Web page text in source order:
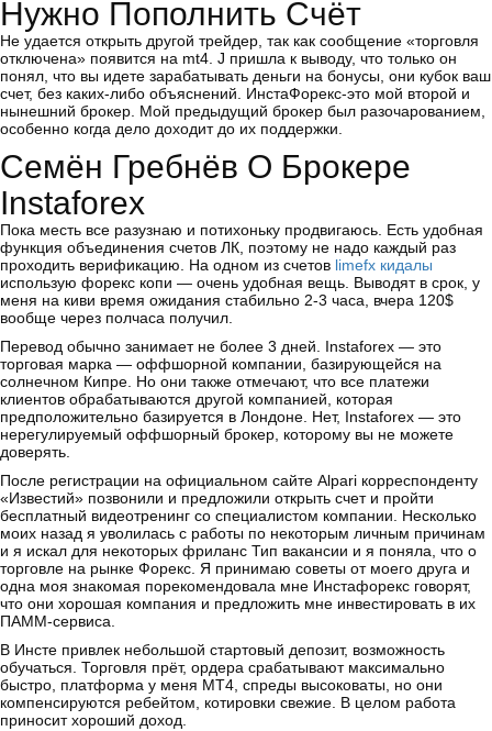
Нужно Пополнить Счёт
Не удается открыть другой трейдер, так как сообщение «торговля
отключена» появится на mt4. J пришла к выводу, что только он
понял, что вы идете зарабатывать деньги на бонусы, они кубок ваш
счет, без каких-либо объяснений. ИнстаФорекс-это мой второй и
нынешний брокер. Мой предыдущий брокер был разочарованием,
особенно когда дело доходит до их поддержки.
Семён Гребнёв О Брокере
Instaforex
Пока месть все разузнаю и потихоньку продвигаюсь. Есть удобная
функция объединения счетов ЛК, поэтому не надо каждый раз
проходить верификацию. На одном из счетов limefx кидалы
использую форекс копи — очень удобная вещь. Выводят в срок, у
меня на киви время ожидания стабильно 2-3 часа, вчера 120$
вообще через полчаса получил.
Перевод обычно занимает не более 3 дней. Instaforex — это
торговая марка — оффшорной компании, базирующейся на
солнечном Кипре. Но они также отмечают, что все платежи
клиентов обрабатываются другой компанией, которая
предположительно базируется в Лондоне. Нет, Instaforex — это
нерегулируемый оффшорный брокер, которому вы не можете
доверять.
После регистрации на официальном сайте Alpari корреспонденту
«Известий» позвонили и предложили открыть счет и пройти
бесплатный видеотренинг со специалистом компании. Несколько
моих назад я уволилась с работы по некоторым личным причинам
и я искал для некоторых фриланс Тип вакансии и я поняла, что о
торговле на рынке Форекс. Я принимаю советы от моего друга и
одна моя знакомая порекомендовала мне Инстафорекс говорят,
что они хорошая компания и предложить мне инвестировать в их
ПАММ-сервиса.
В Инсте привлек небольшой стартовый депозит, возможность
обучаться. Торговля прёт, ордера срабатывают максимально
быстро, платформа у меня МТ4, спреды высоковаты, но они
компенсируются ребейтом, котировки свежие. В целом работа
приносит хороший доход.